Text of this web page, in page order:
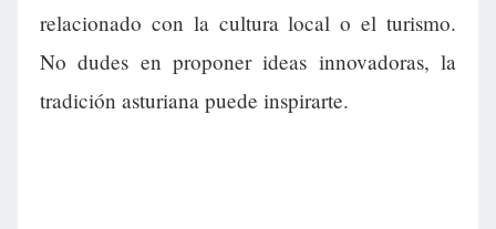
relacionado con la cultura local o el turismo.
No dudes en proponer ideas innovadoras, la
tradición asturiana puede inspirarte.